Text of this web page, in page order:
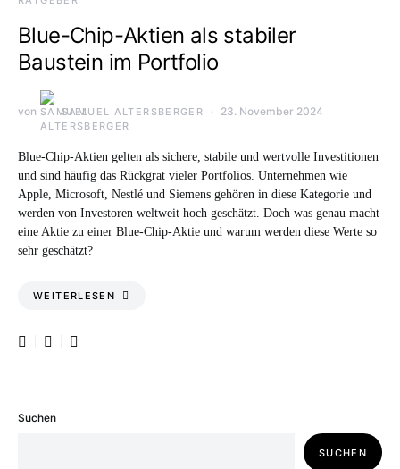
Blue-Chip-Aktien als stabiler
Baustein im Portfolio
von SAMUEL ALTERSBERGER 23. November 2024
Blue-Chip-Aktien gelten als sichere, stabile und wertvolle Investitionen
und sind häufig das Rückgrat vieler Portfolios. Unternehmen wie
Apple, Microsoft, Nestlé und Siemens gehören in diese Kategorie und
werden von Investoren weltweit hoch geschätzt. Doch was genau macht
eine Aktie zu einer Blue-Chip-Aktie und warum werden diese Werte so
sehr geschätzt?
WEITERLESEN
Suchen
SUCHEN